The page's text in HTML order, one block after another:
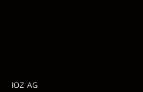
IOZ AG